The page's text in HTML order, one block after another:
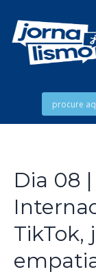
Dia 08
TikTok,